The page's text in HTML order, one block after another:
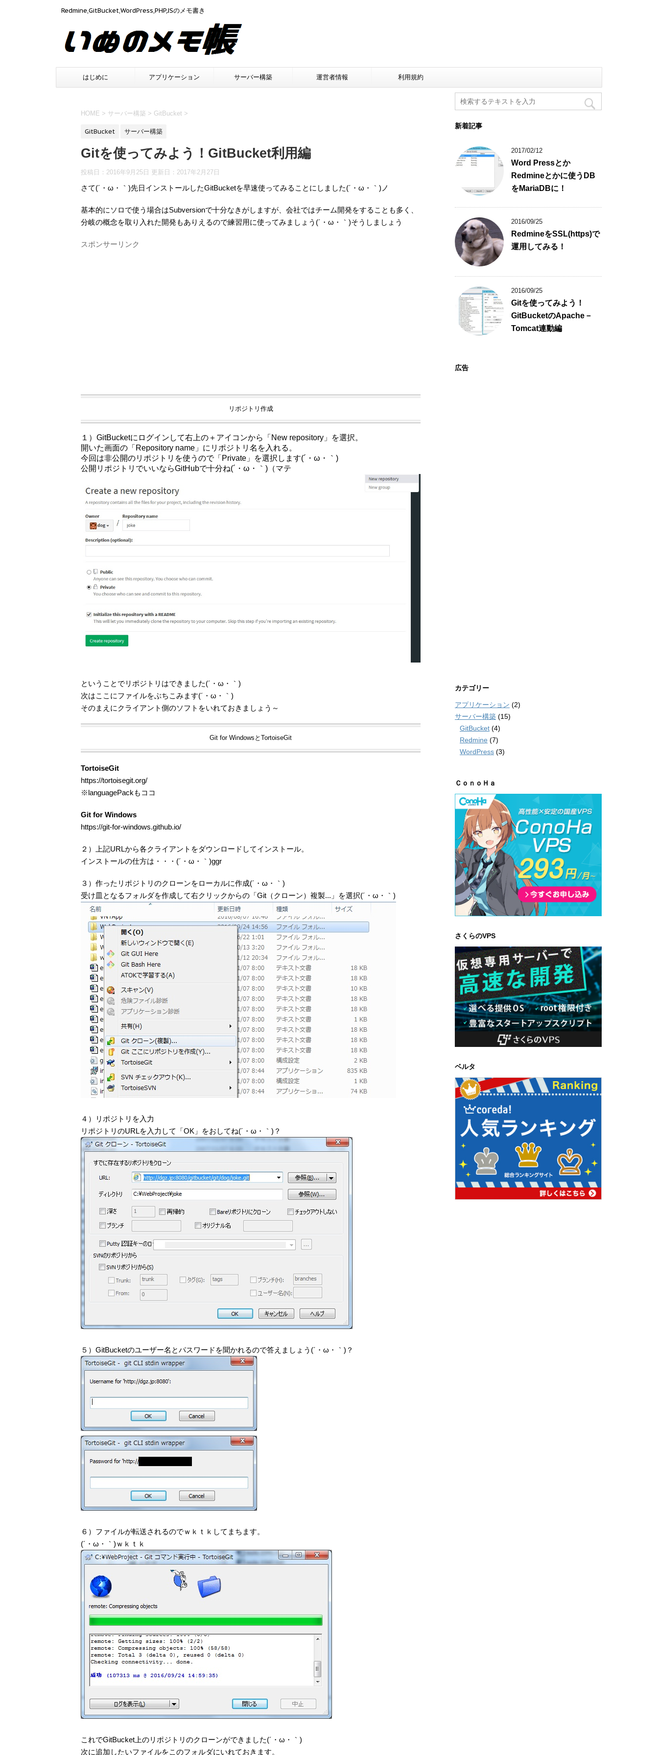
Redmine,GitBucket,WordPress,PHP,JSのメモ書き
はじめに アプリケーション サーバー構築 運営者情報 利用規約
HOME > サーバー構築 > GitBucket >
GitBucket サーバー構築
Gitを使ってみよう！GitBucket利用編
投稿日：2016年9月25日 更新日： 2017年2月27日
さて(´・ω・｀)先日インストールしたGitBucketを早速使ってみることにしました(´・ω・｀)ノ
基本的にソロで使う場合はSubversionで十分なきがしますが、会社ではチーム開発をすることも多く、
分岐の概念を取り入れた開発もありえるので練習用に使ってみましょう(´・ω・｀)そうしましょう
スポンサーリンク
リポジトリ作成
１）GitBucketにログインして右上の＋アイコンから「New repository」を選択。
開いた画面の「Repository name」にリポジトリ名を入れる。
今回は非公開のリポジトリを使うので「Private」を選択します(´・ω・｀)
公開リポジトリでいいならGitHubで十分ね(´・ω・｀)（マテ
ということでリポジトリはできました(´・ω・｀)
次はここにファイルをぶちこみます(´・ω・｀)
そのまえにクライアント側のソフトをいれておきましょう～
Git for WindowsとTortoiseGit
TortoiseGit
https://tortoisegit.org/
※languagePackもココ
Git for Windows
https://git-for-windows.github.io/
２）上記URLから各クライアントをダウンロードしてインストール。
インストールの仕方は・・・(´・ω・｀)ggr
３）作ったリポジトリのクローンをローカルに作成(´・ω・｀)
受け皿となるフォルダを作成して右クリックからの「Git（クローン）複製...」を選択(´・ω・｀)
４）リポジトリを入力
リポジトリのURLを入力して「OK」をおしてね(´・ω・｀)？
５）GitBucketのユーザー名とパスワードを聞かれるので答えましょう(´・ω・｀)？
６）ファイルが転送されるのでｗｋｔｋしてまちます。
(´・ω・｀)ｗｋｔｋ
これでGitBucket上のリポジトリのクローンができました(´・ω・｀)
次に追加したいファイルをこのフォルダにいれておきます。
新着記事
2017/02/12
Word Pressとか
Redmineとかに使うDB
をMariaDBに！
2016/09/25
RedmineをSSL(https)で
運用してみる！
2016/09/25
Gitを使ってみよう！
GitBucketのApache－
Tomcat連動編
広告
カテゴリー
アプリケーション (2)
サーバー構築 (15)
GitBucket (4)
Redmine (7)
WordPress (3)
ＣｏｎｏＨａ
さくらのVPS
ベルタ